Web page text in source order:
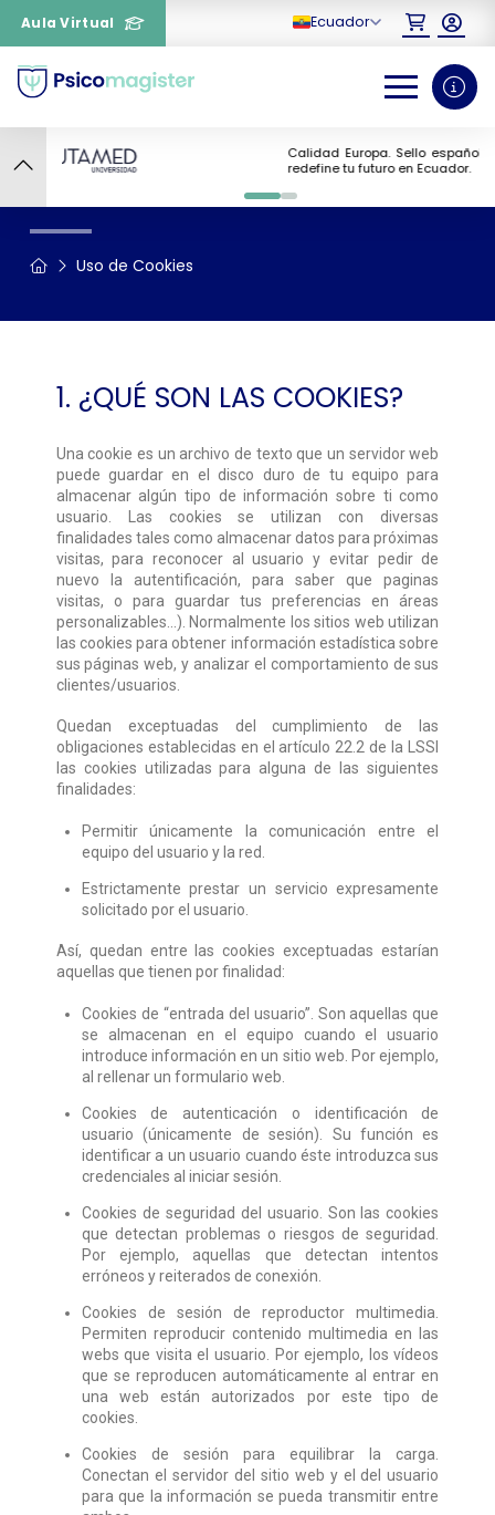
Aula Virtual Ecuador
0
1
Uso de Cookies
Uso de Cookies
1. ¿QUÉ SON LAS COOKIES?
Una cookie es un archivo de texto que un servidor web
puede guardar en el disco duro de tu equipo para
almacenar algún tipo de información sobre ti como
usuario. Las cookies se utilizan con diversas
finalidades tales como almacenar datos para próximas
visitas, para reconocer al usuario y evitar pedir de
nuevo la autentificación, para saber que paginas
visitas, o para guardar tus preferencias en áreas
personalizables...). Normalmente los sitios web utilizan
las cookies para obtener información estadística sobre
sus páginas web, y analizar el comportamiento de sus
clientes/usuarios.
Quedan exceptuadas del cumplimiento de las
obligaciones establecidas en el artículo 22.2 de la LSSI
las cookies utilizadas para alguna de las siguientes
finalidades:
Permitir únicamente la comunicación entre el
equipo del usuario y la red.
Estrictamente prestar un servicio expresamente
solicitado por el usuario.
Así, quedan entre las cookies exceptuadas estarían
aquellas que tienen por finalidad:
Cookies de “entrada del usuario”. Son aquellas que
se almacenan en el equipo cuando el usuario
introduce información en un sitio web. Por ejemplo,
al rellenar un formulario web.
Cookies de autenticación o identificación de
usuario (únicamente de sesión). Su función es
identificar a un usuario cuando éste introduzca sus
credenciales al iniciar sesión.
Cookies de seguridad del usuario. Son las cookies
que detectan problemas o riesgos de seguridad.
Por ejemplo, aquellas que detectan intentos
erróneos y reiterados de conexión.
Cookies de sesión de reproductor multimedia.
Permiten reproducir contenido multimedia en las
webs que visita el usuario. Por ejemplo, los vídeos
que se reproducen automáticamente al entrar en
una web están autorizados por este tipo de
cookies.
Cookies de sesión para equilibrar la carga.
Conectan el servidor del sitio web y el del usuario
para que la información se pueda transmitir entre
¿Necesitas más información
sobre un curso?